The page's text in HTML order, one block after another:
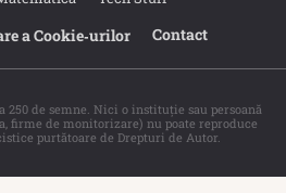
a Cookie‐urilor Contact
250 de semne. Nici o instituţie sau persoană
firme de monitorizare) nu poate reproduce
purtătoare de Drepturi de Autor.